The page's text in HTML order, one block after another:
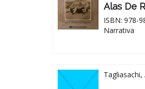
Alas De
ISBN: 978-
Narrativa